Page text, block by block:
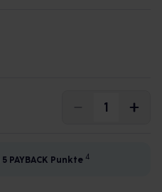
5 PAYBACK Punkte 4